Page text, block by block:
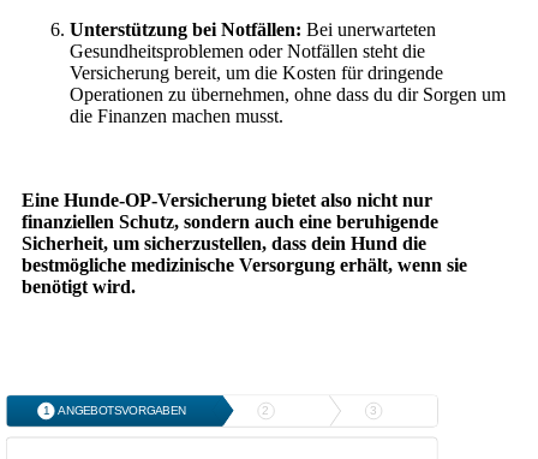
Unterstützung bei Notfällen: Bei unerwarteten
Gesundheitsproblemen oder Notfällen steht die
Versicherung bereit, um die Kosten für dringende
Operationen zu übernehmen, ohne dass du dir Sorgen um
die Finanzen machen musst.
Eine Hunde-OP-Versicherung bietet also nicht nur
finanziellen Schutz, sondern auch eine beruhigende
Sicherheit, um sicherzustellen, dass dein Hund die
bestmögliche medizinische Versorgung erhält, wenn sie
benötigt wird.